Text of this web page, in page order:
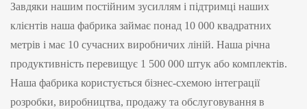
Завдяки нашим постійним зусиллям і підтримці наших
клієнтів наша фабрика займає понад 10 000 квадратних
метрів і має 10 сучасних виробничих ліній. Наша річна
продуктивність перевищує 1 500 000 штук або комплектів.
Наша фабрика користується бізнес-схемою інтеграції
розробки, виробництва, продажу та обслуговування в